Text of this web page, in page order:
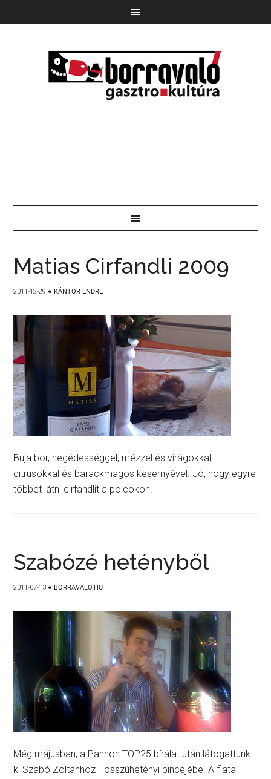
Matias Cirfandli 2009
2011-12-29 ● KÁNTOR ENDRE
Buja bor, negédességgel, mézzel és virágokkal,
citrusokkal és barackmagos kesernyével. Jó, hogy egyre
többet látni cirfandlit a polcokon.
Szabózé hetényből
2011-07-13 ● BORRAVALO.HU
Még májusban, a Pannon TOP25 bírálat után látogattunk
ki Szabó Zoltánhoz Hosszúhetényi pincéjébe. A fiatal